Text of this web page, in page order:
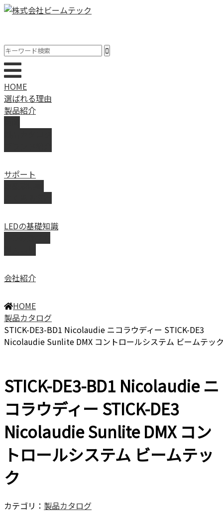
HOME
選ばれる理由
製品紹介
サポート
LEDの基礎知識
会社紹介
HOME
製品カタログ
STICK-DE3-BD1 Nicolaudie ニコラウディー STICK-DE3
Nicolaudie Sunlite DMX コントロールシステム ビームテッ
STICK-DE3-BD1 Nicolaudie ニ
コラウディー STICK-DE3
Nicolaudie Sunlite DMX コン
トロールシステム ビームテッ
ク
カテゴリ： 製品カタログ